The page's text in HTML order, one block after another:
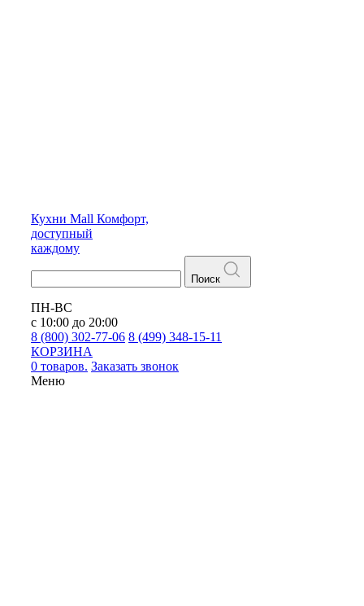
Кухни Mall Комфорт,
доступный
каждому
Поиск
ПН-ВС
с 10:00 до 20:00
8 (800) 302-77-06 8 (499) 348-15-11
КОРЗИНА
0 товаров. Заказать звонок
Меню